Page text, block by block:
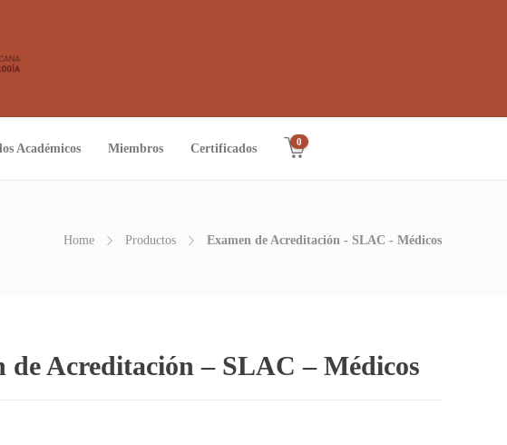
Académicos Miembros Certificados 0
Home Productos Examen de Acreditación - SLAC - Médicos
de Acreditación – SLAC – Médicos